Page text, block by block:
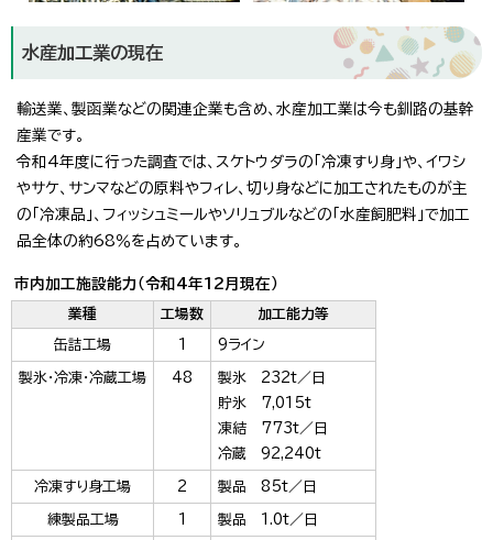
水産加工業の現在
輸送業、製函業などの関連企業も含め、水産加工業は今も釧路の基幹
産業です。
令和4年度に行った調査では、スケトウダラの「冷凍すり身」や、イワシ
やサケ、サンマなどの原料やフィレ、切り身などに加工されたものが主
の「冷凍品」、フィッシュミールやソリュブルなどの「水産飼肥料」で加工
品全体の約68％を占めています。
市内加工施設能力（令和4年12月現在）
業種 工場数 加工能力等
缶詰工場 1 9ライン
製氷・冷凍・冷蔵工場 48
製氷 232t／日
貯氷 7,015t
凍結 773t／日
冷蔵 92,240t
冷凍すり身工場 2 製品 85t／日
練製品工場 1 製品 1.0t／日